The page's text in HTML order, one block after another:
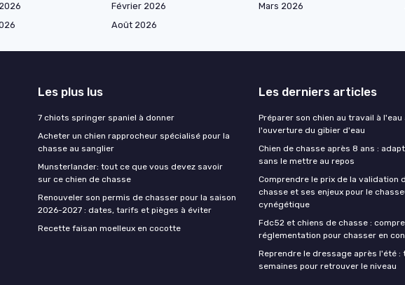
Février 2026 Mars 2026
Août 2026
Les plus lus
7 chiots springer spaniel à donner
Acheter un chien rapprocheur spécialisé pour la
chasse au sanglier
Munsterlander: tout ce que vous devez savoir
sur ce chien de chasse
Renouveler son permis de chasser pour la saison
2026-2027 : dates, tarifs et pièges à éviter
Recette faisan moelleux en cocotte
Les derniers articles
Préparer son chien au travail à l'eau
l'ouverture du gibier d'eau
Chien de chasse après 8 ans :
sans le mettre au repos
Comprendre le prix de la validation
chasse et ses enjeux pour le
cynégétique
Fdc52 et chiens de chasse :
réglementation pour chasser en
Reprendre le dressage après l'été :
semaines pour retrouver le niveau